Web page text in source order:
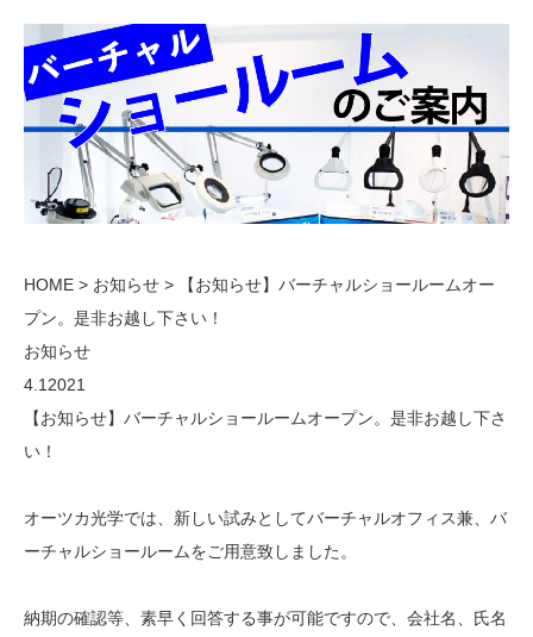
HOME > お知らせ > 【お知らせ】バーチャルショールームオー
プン。是非お越し下さい！
お知らせ
4.12021
【お知らせ】バーチャルショールームオープン。是非お越し下さ
い！
オーツカ光学では、新しい試みとしてバーチャルオフィス兼、バ
ーチャルショールームをご用意致しました。
納期の確認等、素早く回答する事が可能ですので、会社名、氏名